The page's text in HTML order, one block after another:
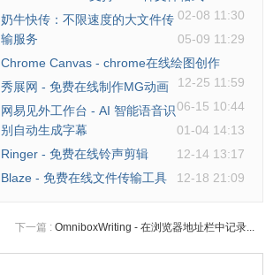
02-08 11:30
奶牛快传：不限速度的大文件传
输服务
05-09 11:29
Chrome Canvas - chrome在线绘图创作
12-25 11:59
秀展网 - 免费在线制作MG动画
06-15 10:44
网易见外工作台 - AI 智能语音识
别自动生成字幕
01-04 14:13
Ringer - 免费在线铃声剪辑
12-14 13:17
Blaze - 免费在线文件传输工具
12-18 21:09
下一篇 : OmniboxWriting - 在浏览器地址栏中记录...